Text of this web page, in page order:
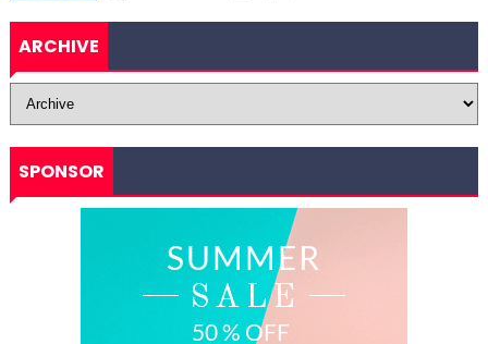
ARCHIVE
SPONSOR